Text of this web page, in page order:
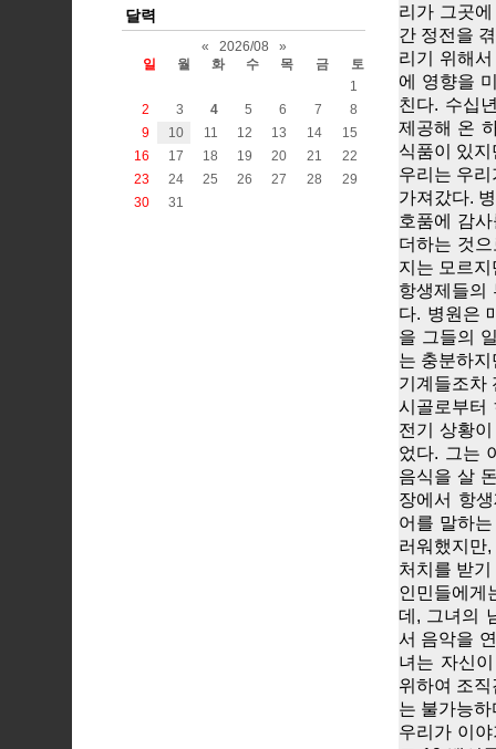
리가 그곳
간 정전을
리기 위해
에 영향을
친다. 수십
제공해 온
식품이 있
우리는 우
가져갔다.
호품에 감
더하는 것
지는 모르
항생제들의
다. 병원은
을 그들의
는 충분하
기계들조차
시골로부터
전기 상황
었다. 그는
음식을 살
장에서 항
어를 말하
러워했지만
처치를 받
인민들에게
데, 그녀의
서 음악을
녀는 자신
위하여 조
는 불가능하
우리가 이
달력
« 2026/08
»
일
월 화 수 목 금
토
1
2
3 4 5 6 7
8
9
10 11 12 13 14
15
16
17 18 19 20 21
22
23
24 25 26 27 28
29
30
31